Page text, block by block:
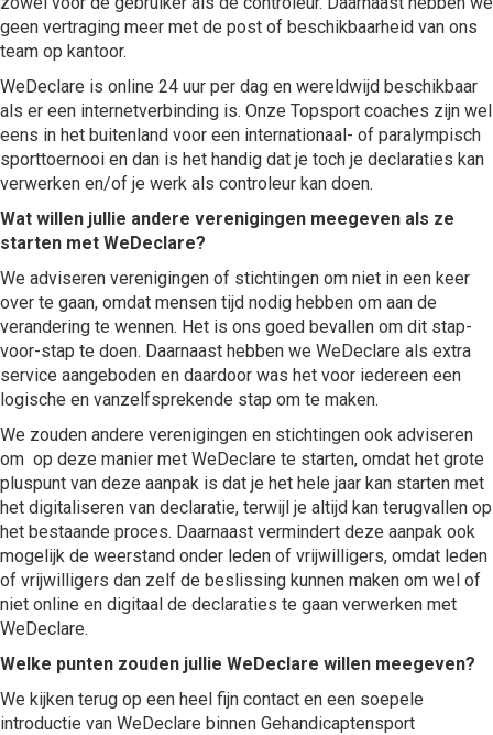
geen vertraging meer met de post of beschikbaarheid van ons
team op kantoor.
WeDeclare is online 24 uur per dag en wereldwijd beschikbaar
als er een internetverbinding is. Onze Topsport coaches zijn wel
eens in het buitenland voor een internationaal- of paralympisch
sporttoernooi en dan is het handig dat je toch je declaraties kan
verwerken en/of je werk als controleur kan doen.
Wat willen jullie andere verenigingen meegeven als ze
starten met WeDeclare?
We adviseren verenigingen of stichtingen om niet in een keer
over te gaan, omdat mensen tijd nodig hebben om aan de
verandering te wennen. Het is ons goed bevallen om dit stap-
voor-stap te doen. Daarnaast hebben we WeDeclare als extra
service aangeboden en daardoor was het voor iedereen een
logische en vanzelfsprekende stap om te maken.
We zouden andere verenigingen en stichtingen ook adviseren
om op deze manier met WeDeclare te starten, omdat het grote
pluspunt van deze aanpak is dat je het hele jaar kan starten met
het digitaliseren van declaratie, terwijl je altijd kan terugvallen op
het bestaande proces. Daarnaast vermindert deze aanpak ook
mogelijk de weerstand onder leden of vrijwilligers, omdat leden
of vrijwilligers dan zelf de beslissing kunnen maken om wel of
niet online en digitaal de declaraties te gaan verwerken met
WeDeclare.
Welke punten zouden jullie WeDeclare willen meegeven?
We kijken terug op een heel fijn contact en een soepele
introductie van WeDeclare binnen Gehandicaptensport